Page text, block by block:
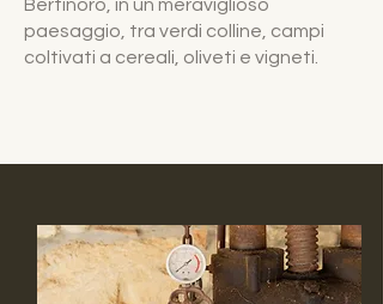
Bertinoro, in un meraviglioso
paesaggio, tra verdi colline, campi
coltivati a cereali, oliveti e vigneti.